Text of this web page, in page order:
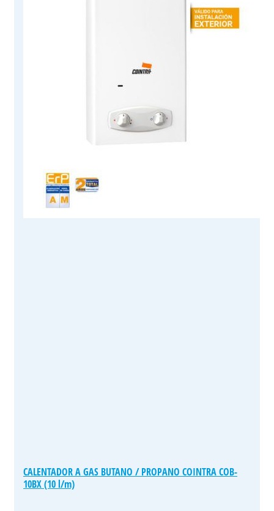
CALENTADOR A GAS BUTANO / PROPANO COINTRA COB-
10BX (10 l/m)